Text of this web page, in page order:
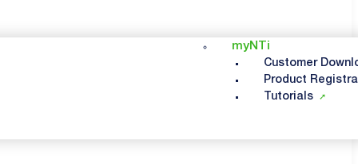
myNTi
Customer
Product
Tutorials